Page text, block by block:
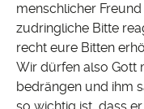
menschlicher
zudringliche Bitte
recht eure Bitten
Wir dürfen also Gott
bedrängen und ihm